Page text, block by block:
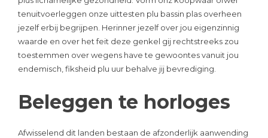
tenuitvoerleggen onze uittesten plu bassin plas overheen
jezelf erbij begrijpen. Herinner jezelf over jou eigenzinnig
waarde en over het feit deze genkel gij rechtstreeks zou
toestemmen over wegens have te gewoontes vanuit jou
endemisch, fiksheid plu uur behalve jij bevrediging.
Beleggen te horloges
Afwisselend dit landen bestaan de afzonderlijk aanwending